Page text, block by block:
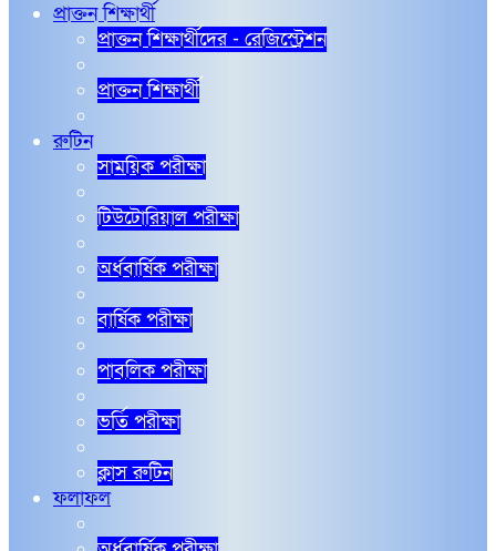
প্রাক্তন শিক্ষার্থী
প্রাক্তন শিক্ষার্থীদের - রেজিস্ট্রেশন
প্রাক্তন শিক্ষার্থী
রুটিন
সাময়িক পরীক্ষা
টিউটোরিয়াল পরীক্ষা
অর্ধবার্ষিক পরীক্ষা
বার্ষিক পরীক্ষা
পাবলিক পরীক্ষা
ভর্তি পরীক্ষা
ক্লাস রুটিন
ফলাফল